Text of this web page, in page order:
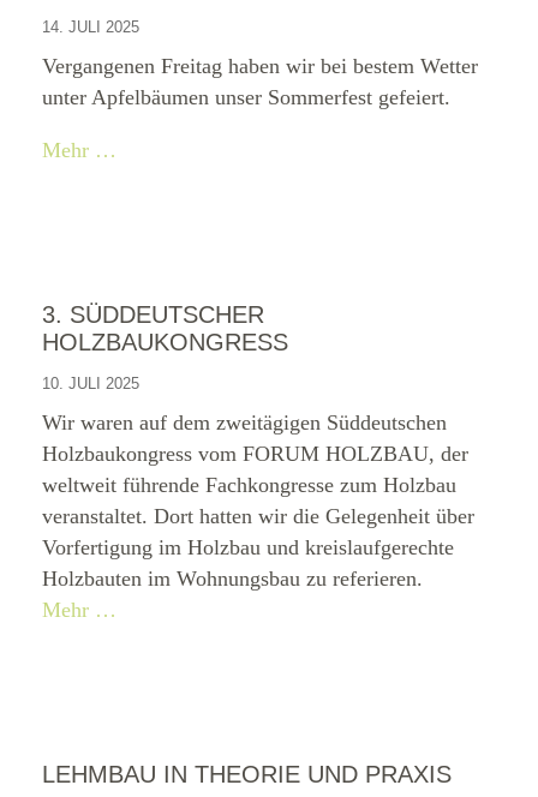
14. JULI 2025
Vergangenen Freitag haben wir bei bestem Wetter
unter Apfelbäumen unser Sommerfest gefeiert.
Mehr …
3. SÜDDEUTSCHER
HOLZBAUKONGRESS
10. JULI 2025
Wir waren auf dem zweitägigen Süddeutschen
Holzbaukongress vom FORUM HOLZBAU, der
weltweit führende Fachkongresse zum Holzbau
veranstaltet. Dort hatten wir die Gelegenheit über
Vorfertigung im Holzbau und kreislaufgerechte
Holzbauten im Wohnungsbau zu referieren.
Mehr …
LEHMBAU IN THEORIE UND PRAXIS